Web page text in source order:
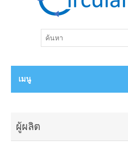
เมนู
ผู้ผลิต